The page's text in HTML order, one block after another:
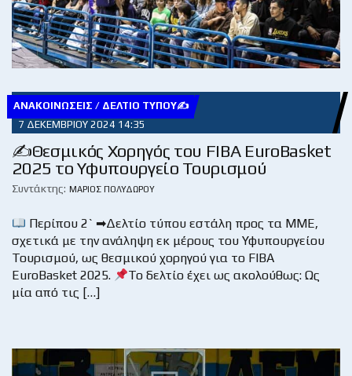
ΑΝΑΚΟΙΝΏΣΕΙΣ / ΔΕΛΤΊΟ ΤΎΠΟΥ✍
7 ΔΕΚΕΜΒΡΊΟΥ 2024 14:35
✍Θεσμικός Χορηγός του FIBA EuroBasket
2025 το Υφυπουργείο Τουρισμού
Συντάκτης: ΜΆΡΙΟΣ ΠΟΛΥΔΏΡΟΥ
Περίπου 2` ➡Δελτίο τύπου εστάλη προς τα ΜΜΕ,
σχετικά με την ανάληψη εκ μέρους του Υφυπουργείου
Τουρισμού, ως θεσμικού χορηγού για το FIBA
EuroBasket 2025.
Το δελτίο έχει ως ακολούθως: Ως
μία από τις […]